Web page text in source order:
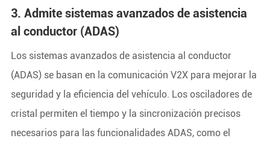
3. Admite sistemas avanzados de asistencia
al conductor (ADAS)
Los sistemas avanzados de asistencia al conductor
(ADAS) se basan en la comunicación V2X para mejorar la
seguridad y la eficiencia del vehículo. Los osciladores de
cristal permiten el tiempo y la sincronización precisos
necesarios para las funcionalidades ADAS, como el